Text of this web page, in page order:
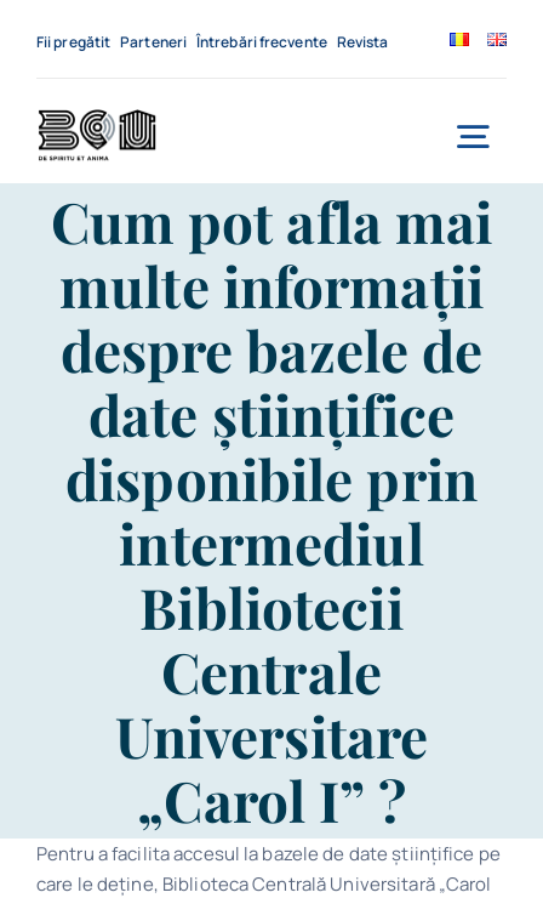
Fii pregătit Parteneri Întrebări frecvente Revista
Acasă
Despre noi
Servicii
Evenimente
Contact
Biblioteca digitală
Cum pot afla mai
multe informații
despre bazele de
date științifice
disponibile prin
intermediul
Bibliotecii
Centrale
Universitare
„Carol I” ?
Pentru a facilita accesul la bazele de date științifice pe
care le deține, Biblioteca Centrală Universitară „Carol